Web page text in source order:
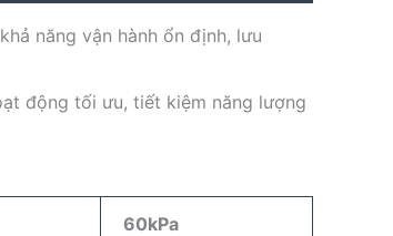
năng vận hành ổn định, lưu
động tối ưu, tiết kiệm năng lượng
60kPa